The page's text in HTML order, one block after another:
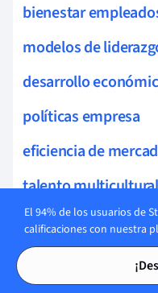
bienestar
modelos de
desarrollo
políticas empresa
eficiencia de
talento multicultural
integración equipos
liderazgo orientado
El 94% de los usuarios de
calificaciones con nuestra